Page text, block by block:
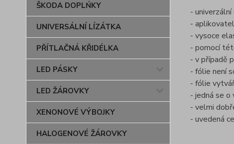
ŠKODA DOPLŃKY
UNIVERSÁLNÍ LÍZÁTKA
PŘÍTLAČNÁ KŘIDÉLKA
LED PÁSKY
LED ŽÁROVKY
XENONOVÉ VÝBOJKY
HALOGENOVÉ ŽÁROVKY
-
-
- vysoce
- pomocí
- v případě
- fólie není
- fólie
- jedná se
- velmi
- uvedená